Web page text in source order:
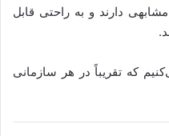
دارند و به راحتی قابل
می‌کنیم که تقریباً در هر سازمانی